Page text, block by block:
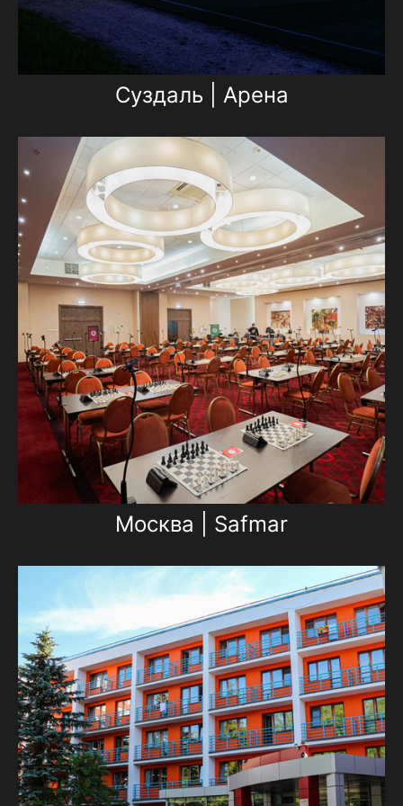
Суздаль | Арена
Москва | Safmar